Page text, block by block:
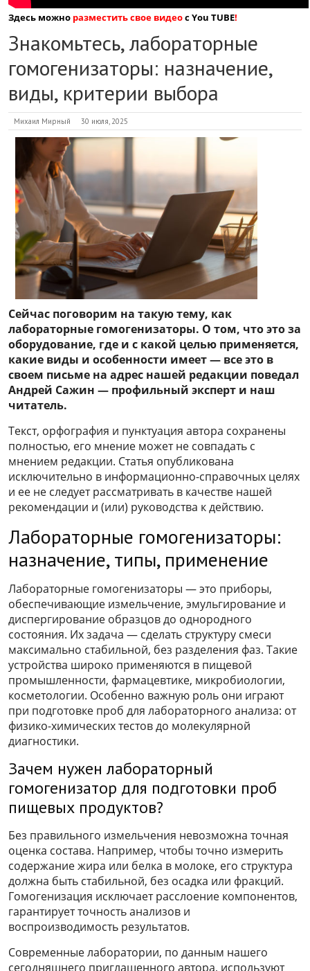
Здесь можно разместить свое видеос You TUBE!
Знакомьтесь, лабораторные
гомогенизаторы: назначение,
виды, критерии выбора
Михаил Мирный 30 июля, 2025
Сейчас поговорим на такую тему, как
лабораторные гомогенизаторы. О том, что это за
оборудование, где и с какой целью применяется,
какие виды и особенности имеет — все это в
своем письме на адрес нашей редакции поведал
Андрей Сажин — профильный эксперт и наш
читатель.
Текст, орфография и пунктуация автора сохранены
полностью, его мнение может не совпадать с
мнением редакции. Статья опубликована
исключительно в информационно-справочных целях
и ее не следует рассматривать в качестве нашей
рекомендации и (или) руководства к действию.
Лабораторные гомогенизаторы:
назначение, типы, применение
Лабораторные гомогенизаторы — это приборы,
обеспечивающие измельчение, эмульгирование и
диспергирование образцов до однородного
состояния. Их задача — сделать структуру смеси
максимально стабильной, без разделения фаз. Такие
устройства широко применяются в пищевой
промышленности, фармацевтике, микробиологии,
косметологии. Особенно важную роль они играют
при подготовке проб для лабораторного анализа: от
физико-химических тестов до молекулярной
диагностики.
Зачем нужен лабораторный
гомогенизатор для подготовки проб
пищевых продуктов?
Без правильного измельчения невозможна точная
оценка состава. Например, чтобы точно измерить
содержание жира или белка в молоке, его структура
должна быть стабильной, без осадка или фракций.
Гомогенизация исключает расслоение компонентов,
гарантирует точность анализов и
воспроизводимость результатов.
Современные лаборатории, по данным нашего
сегодняшнего приглашенного автора, используют